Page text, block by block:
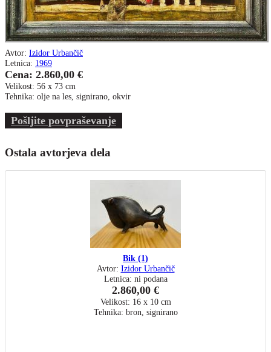
Avtor: Izidor Urbančič
Letnica: 1969
Cena: 2.860,00 €
Velikost: 56 x 73 cm
Tehnika: olje na les, signirano, okvir
Pošljite povpraševanje
Ostala avtorjeva dela
Bik (1)
Avtor: Izidor Urbančič
Letnica: ni podana
2.860,00 €
Velikost: 16 x 10 cm
Tehnika: bron, signirano